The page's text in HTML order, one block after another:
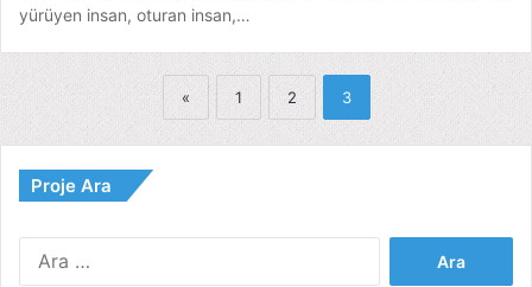
yürüyen insan, oturan insan,…
« 1 2 3
Proje Ara